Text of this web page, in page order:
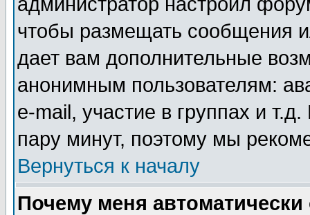
чтобы размещать сообщения
дает вам дополнительные
анонимным пользователям:
e-mail, участие в группах и
пару минут, поэтому мы
Вернуться к началу
Почему меня автоматически